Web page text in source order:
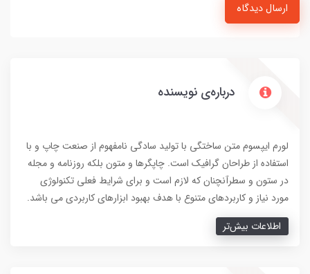
ارسال دیدگاه
درباره‌ی نویسنده
لورم ایپسوم متن ساختگی با تولید سادگی نامفهوم از صنعت چاپ و با
استفاده از طراحان گرافیک است. چاپگرها و متون بلکه روزنامه و مجله
در ستون و سطرآنچنان که لازم است و برای شرایط فعلی تکنولوژی
مورد نیاز و کاربردهای متنوع با هدف بهبود ابزارهای کاربردی می باشد.
اطلاعات بیش‌تر